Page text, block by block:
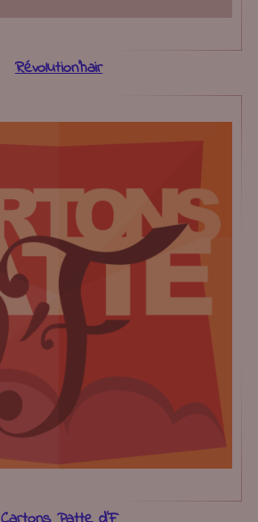
Révolution’hair